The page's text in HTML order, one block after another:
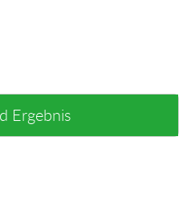
Ergebnis